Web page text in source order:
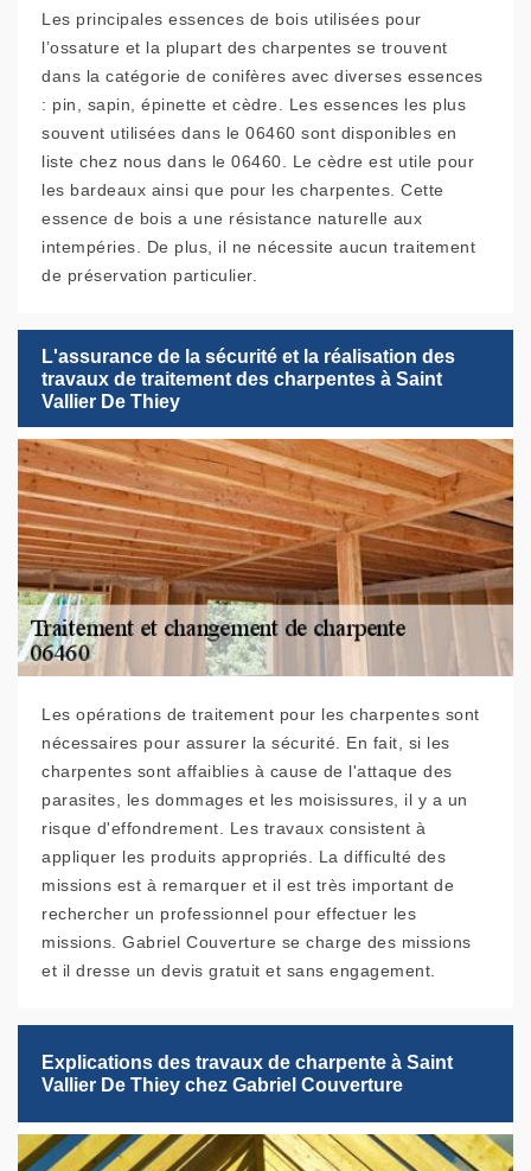
Les principales essences de bois utilisées pour
l’ossature et la plupart des charpentes se trouvent
dans la catégorie de conifères avec diverses essences
: pin, sapin, épinette et cèdre. Les essences les plus
souvent utilisées dans le 06460 sont disponibles en
liste chez nous dans le 06460. Le cèdre est utile pour
les bardeaux ainsi que pour les charpentes. Cette
essence de bois a une résistance naturelle aux
intempéries. De plus, il ne nécessite aucun traitement
de préservation particulier.
L'assurance de la sécurité et la réalisation des
travaux de traitement des charpentes à Saint
Vallier De Thiey
Les opérations de traitement pour les charpentes sont
nécessaires pour assurer la sécurité. En fait, si les
charpentes sont affaiblies à cause de l'attaque des
parasites, les dommages et les moisissures, il y a un
risque d'effondrement. Les travaux consistent à
appliquer les produits appropriés. La difficulté des
missions est à remarquer et il est très important de
rechercher un professionnel pour effectuer les
missions. Gabriel Couverture se charge des missions
et il dresse un devis gratuit et sans engagement.
Explications des travaux de charpente à Saint
Vallier De Thiey chez Gabriel Couverture